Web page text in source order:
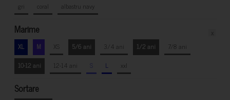
gri
coral albastru navy
Marime
XL M XS 5/6 ani 3/4 ani 1/2 ani
7/8 ani
10-12 ani
12-14 ani S L xxl
Sortare